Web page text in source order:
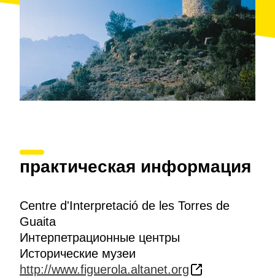
практическая информация
Centre d'Interpretació de les Torres de
Guaita
Интерпетрационные центры
Исторические музеи
http://www.figuerola.altanet.org